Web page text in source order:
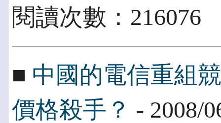
閱讀次數：
■ 中國的電信重組
價格殺手？ - 2008/